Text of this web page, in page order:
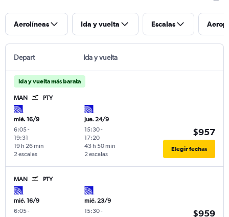
Aerolíneas Ida y vuelta Escalas
Depart Ida y vuelta
Ida y vuelta más barata
MAN PTY
mié. 16/9
6:05-
19:31
2 escalas
19 h 26 min
jue. 24/9
15:30-
17:20
2 escalas
43 h 50 min
$957
Elegir fechas
MAN PTY
mié. 16/9
6:05-
mié. 23/9
15:30-
$959